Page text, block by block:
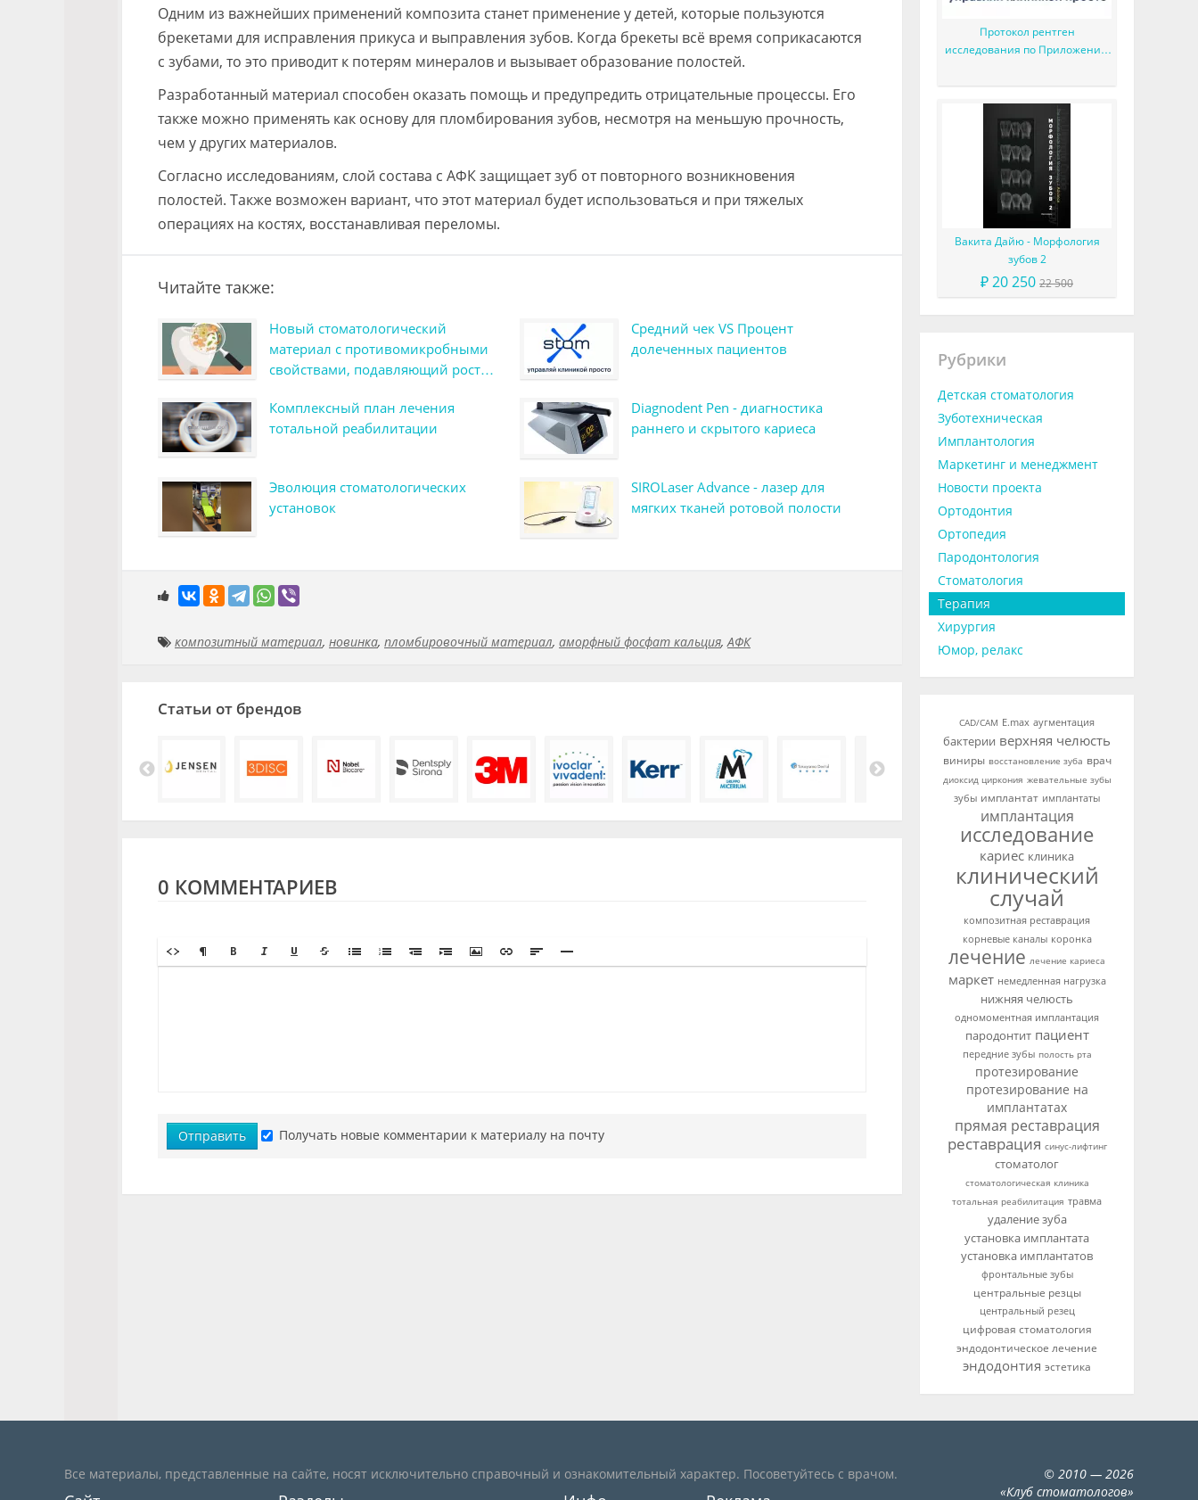
Одним из важнейших применений композита станет применение у детей, которые пользуются
брекетами для исправления прикуса и выправления зубов. Когда брекеты всё время соприкасаются
с зубами, то это приводит к потерям минералов и вызывает образование полостей.
Разработанный материал способен оказать помощь и предупредить отрицательные процессы. Его
также можно применять как основу для пломбирования зубов, несмотря на меньшую прочность,
чем у других материалов.
Согласно исследованиям, слой состава с АФК защищает зуб от повторного возникновения
полостей. Также возможен вариант, что этот материал будет использоваться и при тяжелых
операциях на костях, восстанавливая переломы.
Читайте также:
Новый стоматологический
материал с противомикробными
свойствами, подавляющий рост
Средний чек VS Процент
долеченных пациентов
Комплексный план лечения
тотальной реабилитации
Diagnodent Pen - диагностика
раннего и скрытого кариеса
Эволюция стоматологических
установок
SIROLaser Advance - лазер для
мягких тканей ротовой полости
композитный материал, новинка, пломбировочный материал, аморфный фосфат кальция,АФК
Статьи от брендов
0 КОММЕНТАРИЕВ
Отправить Получать новые комментарии к материалу на почту
Протокол рентген
исследования по Приложению
мелких доработок
Вакита Дайю - Морфология
зубов 2
₽ 20 250 22 500
Рубрики
Детская стоматология
Зуботехническая
Имплантология
Маркетинг и менеджмент
Новости проекта
Ортодонтия
Ортопедия
Пародонтология
Стоматология
Терапия
Хирургия
Юмор, релакс
CAD/CAM E.max аугментация
бактерии верхняя челюсть
виниры восстановление зуба врач
диоксид циркония жевательные зубы
зубы имплантат имплантаты
имплантация
исследование
кариес клиника
клинический
случай
композитная реставрация
корневые каналы коронка
лечение лечение кариеса
маркет немедленная нагрузка
нижняя челюсть
одномоментная имплантация
пародонтит пациент
передние зубы полость рта
протезирование
протезирование на
имплантатах
прямая реставрация
реставрация синус-лифтинг
стоматолог
стоматологическая клиника
тотальная реабилитация травма
удаление зуба
установка имплантата
установка имплантатов
фронтальные зубы
центральные резцы
центральный резец
цифровая стоматология
эндодонтическое лечение
эндодонтия эстетика
Все материалы, представленные на сайте, носят исключительно справочный и ознакомительный характер. Посоветуйтесь с врачом. © 2010 — 2026
«Клуб стоматологов»